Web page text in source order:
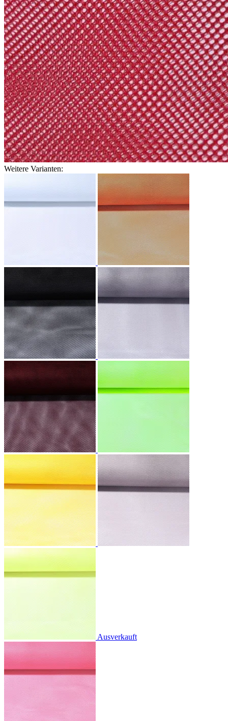
Weitere Varianten:
Ausverkauft